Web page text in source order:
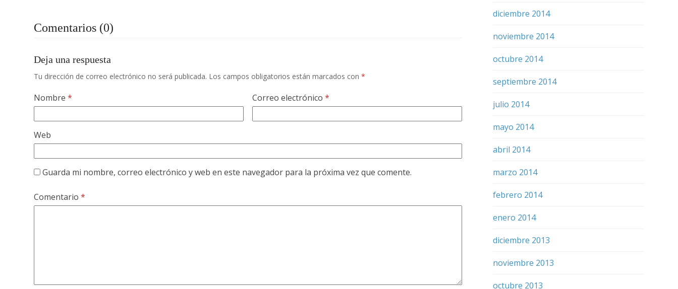
Comentarios (0)
Deja una respuesta
Tu dirección de correo electrónico no será publicada. Los campos obligatorios están marcados con*
Nombre* Correo electrónico*
Web
Guarda mi nombre, correo electrónico y web en este navegador para la próxima vez que comente.
Comentario*
diciembre 2014
noviembre 2014
octubre 2014
septiembre 2014
julio 2014
mayo 2014
abril 2014
marzo 2014
febrero 2014
enero 2014
diciembre 2013
noviembre 2013
octubre 2013